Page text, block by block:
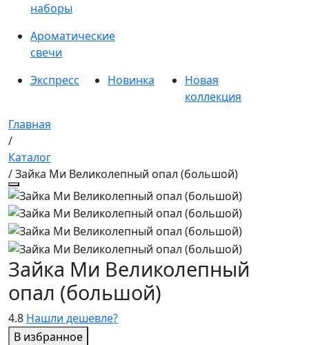
наборы
Ароматические
свечи
Экспресс
Новинка
Новая
коллекция
Главная
/
Каталог
/ Зайка Ми Великолепный опал (большой)
4.8 Нашли дешевле?
В избранное
Зайка Ми Великолепный
опал (большой)